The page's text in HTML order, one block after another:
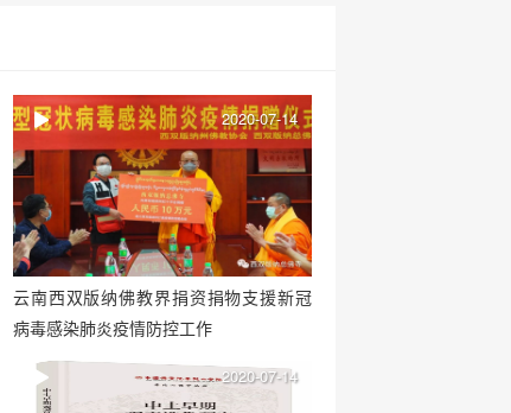
云南西双版纳佛教界捐资捐物支援新冠
病毒感染肺炎疫情防控工作
2020-07-14
2020-07-14